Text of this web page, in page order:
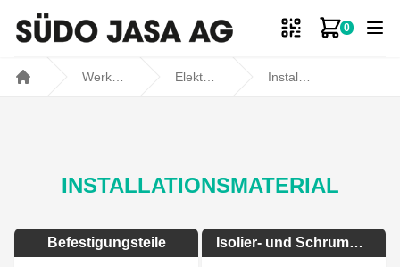
0
Zum
INSTALLATIONSMATERIAL
Befestigungsteile Isolier- und Schrumpfschläuche